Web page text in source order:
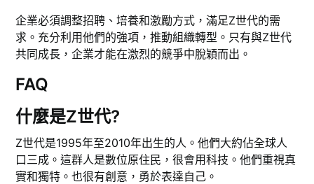
企業必須調整招聘、培養和激勵方式，滿足Z世代的需
求。充分利用他們的強項，推動組織轉型。只有與Z世代
共同成長，企業才能在激烈的競爭中脫穎而出。
FAQ
什麼是Z世代?
Z世代是1995年至2010年出生的人。他們大約佔全球人
口三成。這群人是數位原住民，很會用科技。他們重視真
實和獨特。也很有創意，勇於表達自己。